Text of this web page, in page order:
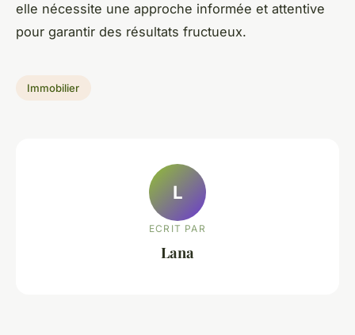
elle nécessite une approche informée et attentive
pour garantir des résultats fructueux.
Immobilier
L
ECRIT PAR
Lana